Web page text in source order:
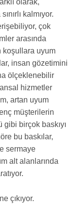
olarak,
kalmıyor.
çok
arasında
koşullara uyum
insan gözetimini
ölçeklenebilir
hizmetler
artan uyum
müşterilerin
birçok baskıyı
bu baskılar,
sermaye
alt alanlarında
çıkıyor.